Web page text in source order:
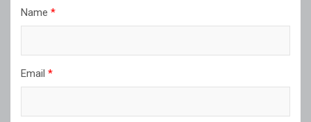
Name *
Email *